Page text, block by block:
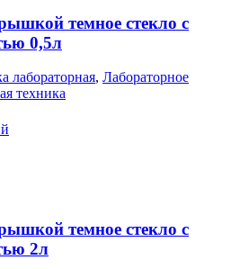
темное стекло с
0,5л
лабораторная, Лабораторное
техника
темное стекло с
2л